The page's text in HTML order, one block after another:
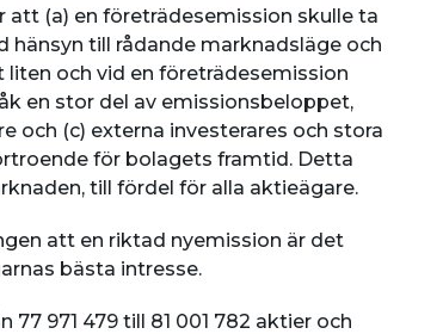
(a) en företrädesemission skulle ta
hänsyn till rådande marknadsläge och
och vid en företrädesemission
en stor del av emissionsbeloppet,
och (c) externa investerares och stora
för bolagets framtid. Detta
till fördel för alla aktieägare.
att en riktad nyemission är det
bästa intresse.
971 479 till 81 001 782 aktier och